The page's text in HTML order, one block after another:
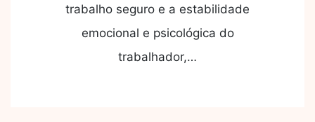
trabalho seguro e a estabilidade
emocional e psicológica do
trabalhador,…